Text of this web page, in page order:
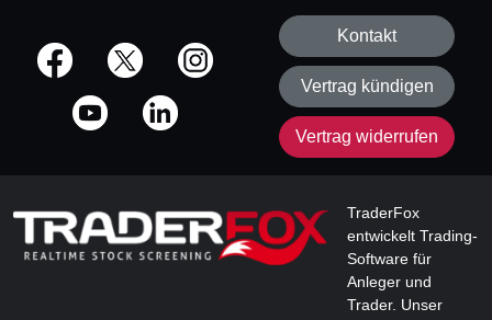
offizielle Social Media-Accounts
Kontakt
Vertrag kündigen
Vertrag widerrufen
TraderFox
entwickelt Trading-
Software für
Anleger und
Trader. Unser